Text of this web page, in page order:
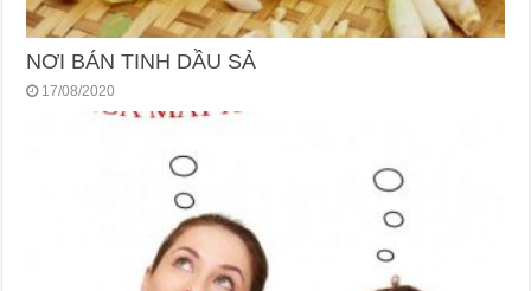
NƠI BÁN TINH DẦU SẢ
17/08/2020